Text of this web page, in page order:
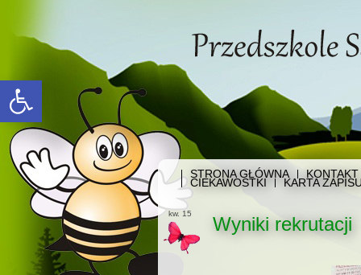
Open toolbar
STRONA GŁÓWNA
CIEKAWOSTKI KARTA
kw. 15 Wyniki rekrutacji